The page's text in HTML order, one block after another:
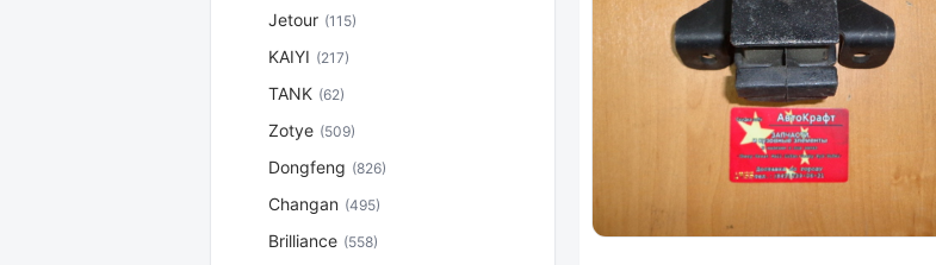
Jetour (115)
KAIYI (217)
TANK (62)
Zotye (509)
Dongfeng (826)
Changan (495)
Brilliance (558)